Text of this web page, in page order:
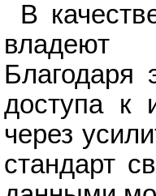
В
владеют
Благодаря
доступа к
через
стандарт